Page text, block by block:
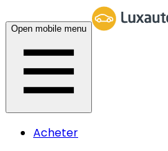
Open mobile menu
Acheter